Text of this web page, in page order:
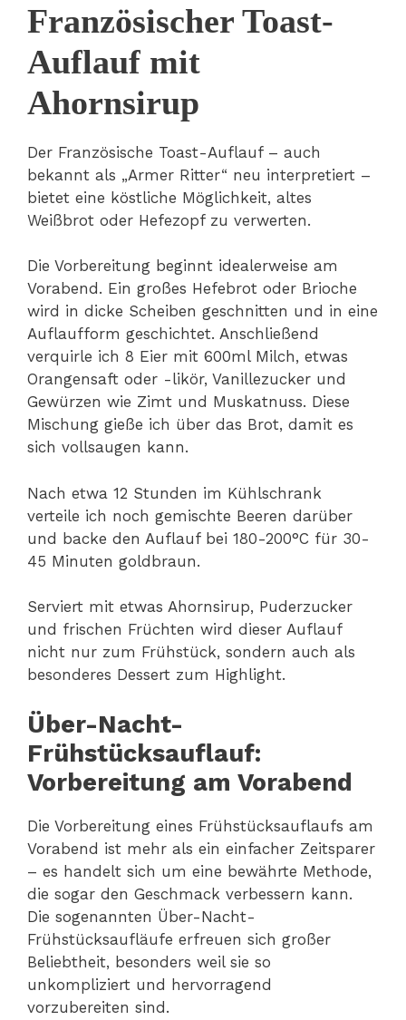
Französischer Toast-
Auflauf mit
Ahornsirup
Der Französische Toast-Auflauf – auch
bekannt als „Armer Ritter“ neu interpretiert –
bietet eine köstliche Möglichkeit, altes
Weißbrot oder Hefezopf zu verwerten.
Die Vorbereitung beginnt idealerweise am
Vorabend. Ein großes Hefebrot oder Brioche
wird in dicke Scheiben geschnitten und in eine
Auflaufform geschichtet. Anschließend
verquirle ich 8 Eier mit 600ml Milch, etwas
Orangensaft oder -likör, Vanillezucker und
Gewürzen wie Zimt und Muskatnuss. Diese
Mischung gieße ich über das Brot, damit es
sich vollsaugen kann.
Nach etwa 12 Stunden im Kühlschrank
verteile ich noch gemischte Beeren darüber
und backe den Auflauf bei 180-200°C für 30-
45 Minuten goldbraun.
Serviert mit etwas Ahornsirup, Puderzucker
und frischen Früchten wird dieser Auflauf
nicht nur zum Frühstück, sondern auch als
besonderes Dessert zum Highlight.
Über-Nacht-
Frühstücksauflauf:
Vorbereitung am Vorabend
Die Vorbereitung eines Frühstücksauflaufs am
Vorabend ist mehr als ein einfacher Zeitsparer
– es handelt sich um eine bewährte Methode,
die sogar den Geschmack verbessern kann.
Die sogenannten Über-Nacht-
Frühstücksaufläufe erfreuen sich großer
Beliebtheit, besonders weil sie so
unkompliziert und hervorragend
vorzubereiten sind.